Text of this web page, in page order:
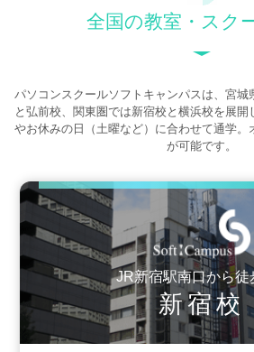
全国の教室・スク
パソコンスクールソフトキャンパスは、宮城
と弘前校、関東圏では新宿校と横浜校を展開
やお休みの日（土曜など）に合わせて通学。
が可能です。
JR新宿駅南口から徒
新宿校